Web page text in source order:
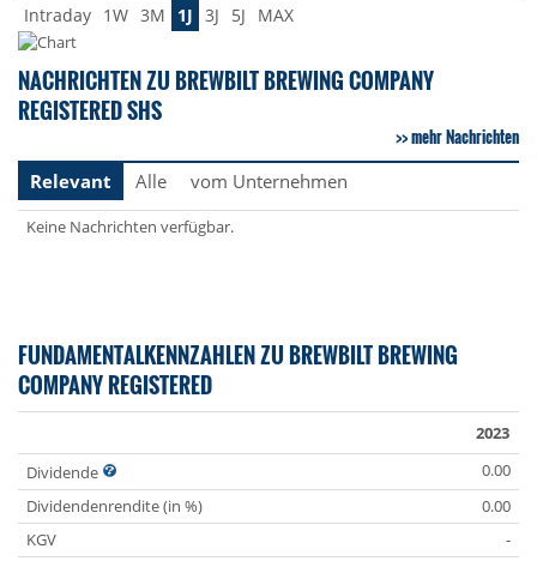
Intraday 1W 3M 1J 3J 5J MAX
NACHRICHTEN ZU BREWBILT BREWING COMPANY
REGISTERED SHS
mehr Nachrichten
Relevant
Alle vom Unternehmen
Keine Nachrichten verfügbar.
FUNDAMENTALKENNZAHLEN ZU BREWBILT BREWING
COMPANY REGISTERED
2023
Dividende
0.00
Dividendenrendite (in %)
0.00
KGV
-